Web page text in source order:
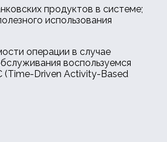
продуктов в системе;
использования
операции в случае
воспользуемся
(Time-Driven Activity-Based